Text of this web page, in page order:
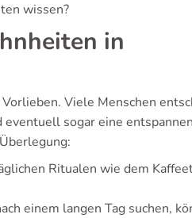
wissen?
in
Viele Menschen
sogar eine
Ritualen wie dem
einem langen Tag suchen,